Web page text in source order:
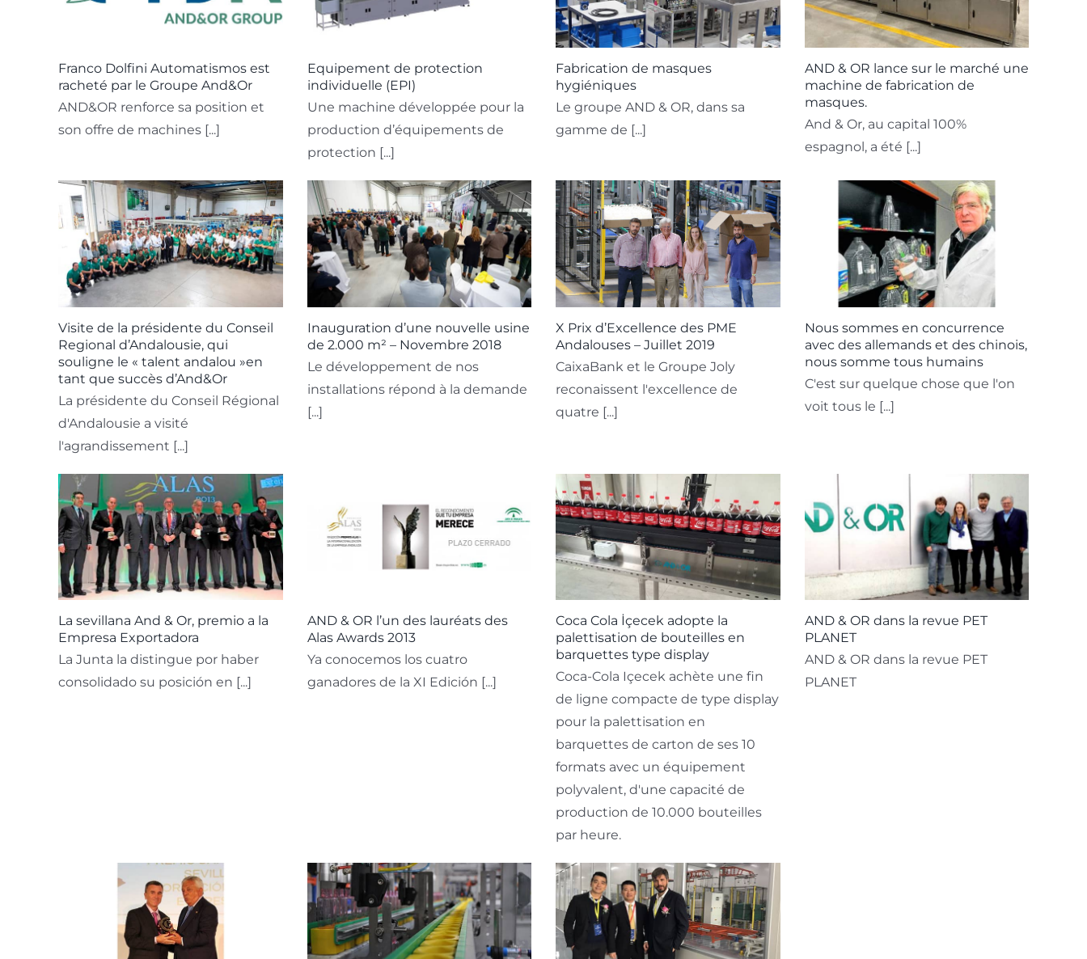
Franco Dolfini Automatismos est
racheté par le Groupe And&Or
AND&OR renforce sa position et
son offre de machines [...]
Equipement de protection
individuelle (EPI)
Une machine développée pour la
production d’équipements de
protection [...]
Fabrication de masques
hygiéniques
Le groupe AND & OR, dans sa
gamme de [...]
AND & OR lance sur le marché une
machine de fabrication de
masques.
And & Or, au capital 100%
espagnol, a été [...]
Visite de la présidente du Conseil
Regional d’Andalousie, qui
souligne le « talent andalou »en
tant que succès d’And&Or
La présidente du Conseil Régional
d'Andalousie a visité
l'agrandissement [...]
Inauguration d’une nouvelle usine
de 2.000 m² – Novembre 2018
Le développement de nos
installations répond à la demande
[...]
X Prix d’Excellence des PME
Andalouses – Juillet 2019
CaixaBank et le Groupe Joly
reconaissent l'excellence de
quatre [...]
Nous sommes en concurrence
avec des allemands et des chinois,
nous somme tous humains
C'est sur quelque chose que l'on
voit tous le [...]
La sevillana And & Or, premio a la
Empresa Exportadora
La Junta la distingue por haber
consolidado su posición en [...]
AND & OR l’un des lauréats des
Alas Awards 2013
Ya conocemos los cuatro
ganadores de la XI Edición [...]
Coca Cola İçecek adopte la
palettisation de bouteilles en
barquettes type display
Coca-Cola Içecek achète une fin
de ligne compacte de type display
pour la palettisation en
barquettes de carton de ses 10
formats avec un équipement
polyvalent, d'une capacité de
production de 10.000 bouteilles
par heure.
AND & OR dans la revue PET
PLANET
AND & OR dans la revue PET
PLANET